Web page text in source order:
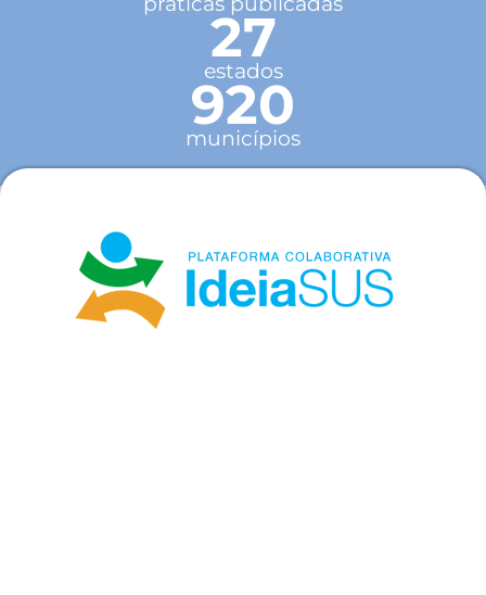
27
estados
920
municípios